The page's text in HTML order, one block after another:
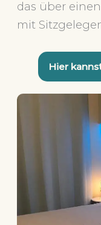
das über
mit
Hier